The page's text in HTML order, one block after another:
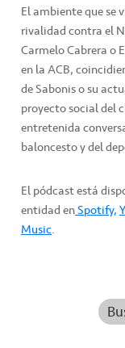
El ambiente que se
rivalidad contra el
Carmelo Cabrera o
en la ACB,
de Sabonis o su
proyecto social del
entretenida
baloncesto y del
El pódcast está
entidad enSpotify,
Music.